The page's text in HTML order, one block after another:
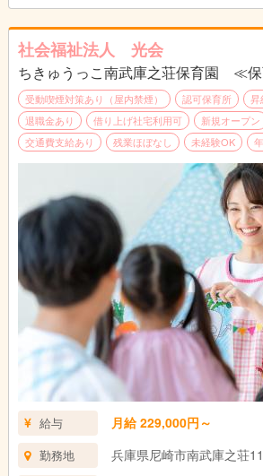
１９名程の少人数制なので、子どもたちと
ームな雰囲気です♪
社会福祉法人 光会
ちきゅうっこ南武庫之荘保育園 ≪
受動喫煙対策あり（屋内禁煙） 認可保育所 昇
退職金あり
借り上げ社宅利用可 新規オープン
交通費支給あり
残業ほぼなし 未経験OK
給与 月給 229,000円～
勤務地 兵庫県尼崎市南武庫之荘